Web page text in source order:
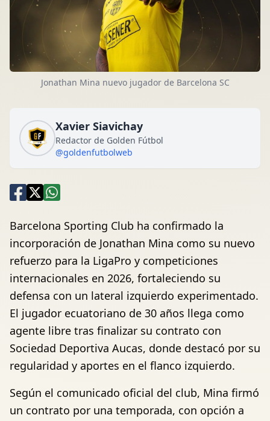
Jonathan Mina nuevo jugador de Barcelona SC
Xavier Siavichay
Redactor de Golden Fútbol
@goldenfutbolweb
Barcelona Sporting Club ha confirmado la
incorporación de Jonathan Mina como su nuevo
refuerzo para la LigaPro y competiciones
internacionales en 2026, fortaleciendo su
defensa con un lateral izquierdo experimentado.
El jugador ecuatoriano de 30 años llega como
agente libre tras finalizar su contrato con
Sociedad Deportiva Aucas, donde destacó por su
regularidad y aportes en el flanco izquierdo.
Según el comunicado oficial del club, Mina firmó
un contrato por una temporada, con opción a